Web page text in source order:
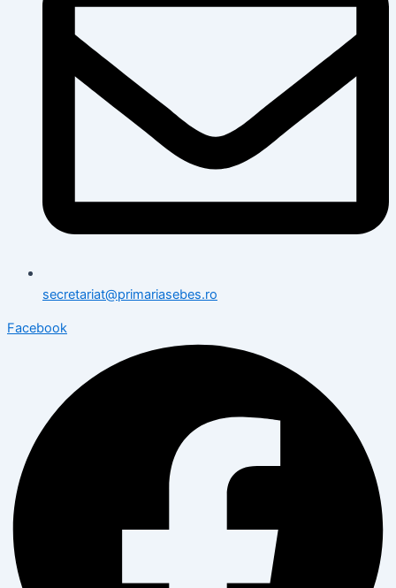
secretariat@primariasebes.ro
Facebook